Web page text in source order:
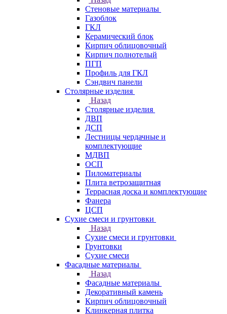
Стеновые материалы
Газоблок
ГКЛ
Керамический блок
Кирпич облицовочный
Кирпич полнотелый
ПГП
Профиль для ГКЛ
Сэндвич панели
Столярные изделия
Назад
Столярные изделия
ДВП
ДСП
Лестницы чердачные и
комплектующие
МДВП
ОСП
Пиломатериалы
Плита ветрозащитная
Террасная доска и комплектующие
Фанера
ЦСП
Сухие смеси и грунтовки
Назад
Сухие смеси и грунтовки
Грунтовки
Сухие смеси
Фасадные материалы
Назад
Фасадные материалы
Декоративный камень
Кирпич облицовочный
Клинкерная плитка